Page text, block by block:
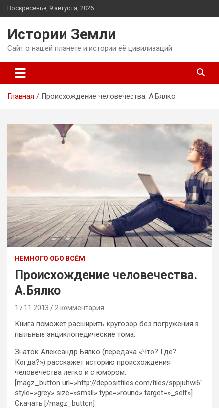
Перейти
к
Воскресенье, 9 августа, 2026
Истории Земли
Сайт о нашей планете и истории её цивилизаций
Главная Происхождение человечества. А.Бялко
НЕМНОГО ОБО ВСЁМ
Происхождение человечества.
А.Бялко
17.11.2013 2 комментария
Книга поможет расширить кругозор без погружения в
пыльные энциклопедические тома.
Знаток Александр Бялко (передача «Что? Где?
Когда?») расскажет историю происхождения
человечества легко и с юмором.
[magz_button url=»http://depositfiles.com/files/sppjuhwi6″
style=»grey» size=»small» type=»round» target=»_self»]
Скачать [/magz_button]